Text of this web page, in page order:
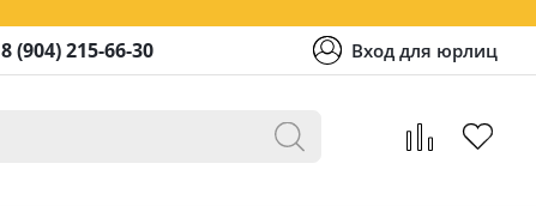
8 (904) 215-66-30 Вход для юрлиц